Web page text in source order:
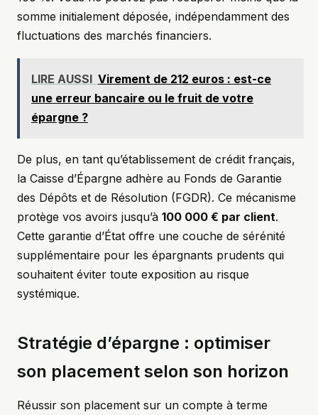
somme initialement déposée, indépendamment des
fluctuations des marchés financiers.
LIRE AUSSI Virement de 212 euros : est-ce
une erreur bancaire ou le fruit de votre
épargne ?
De plus, en tant qu’établissement de crédit français,
la Caisse d’Épargne adhère au Fonds de Garantie
des Dépôts et de Résolution (FGDR). Ce mécanisme
protège vos avoirs jusqu’à 100 000 € par client.
Cette garantie d’État offre une couche de sérénité
supplémentaire pour les épargnants prudents qui
souhaitent éviter toute exposition au risque
systémique.
Stratégie d’épargne : optimiser
son placement selon son horizon
Réussir son placement sur un compte à terme